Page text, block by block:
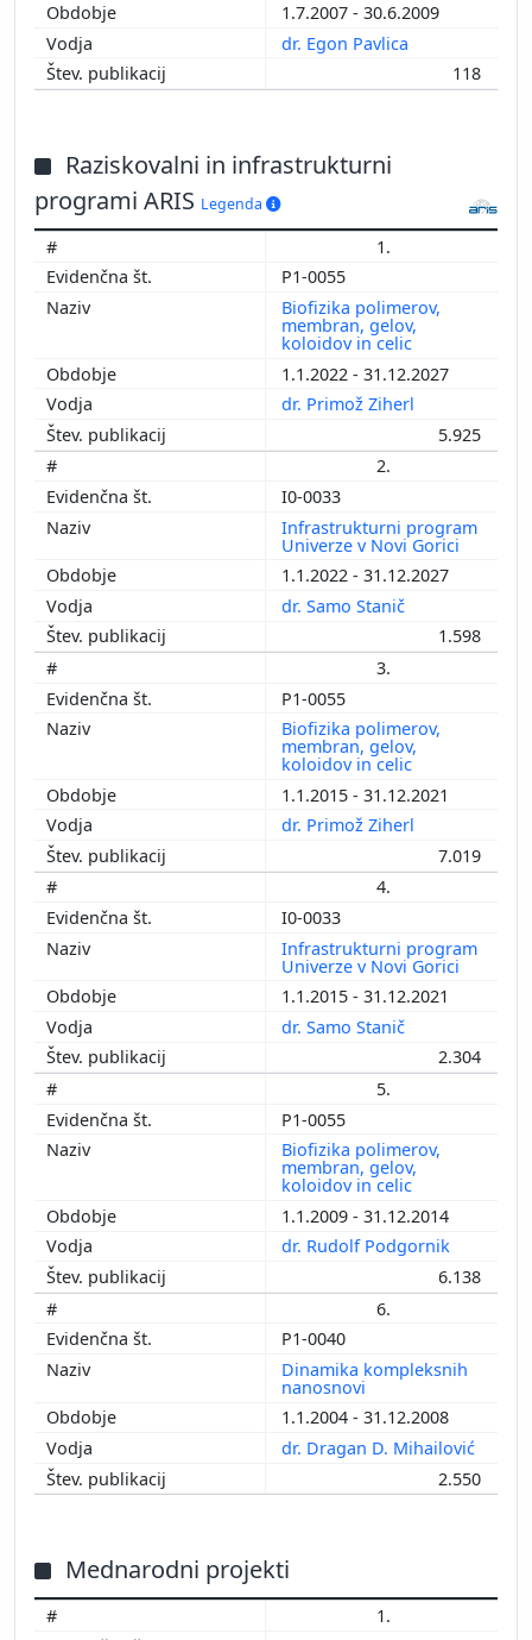
1.7.2007 - 30.6.2009
dr. Egon Pavlica
118
Raziskovalni in infrastrukturni
programi ARIS Legenda
1.
P1-0055
Biofizika polimerov,
membran, gelov,
koloidov in celic
1.1.2022 - 31.12.2027
dr. Primož Ziherl
5.925
2.
I0-0033
Infrastrukturni program
Univerze v Novi Gorici
1.1.2022 - 31.12.2027
dr. Samo Stanič
1.598
3.
P1-0055
Biofizika polimerov,
membran, gelov,
koloidov in celic
1.1.2015 - 31.12.2021
dr. Primož Ziherl
7.019
4.
I0-0033
Infrastrukturni program
Univerze v Novi Gorici
1.1.2015 - 31.12.2021
dr. Samo Stanič
2.304
5.
P1-0055
Biofizika polimerov,
membran, gelov,
koloidov in celic
1.1.2009 - 31.12.2014
dr. Rudolf Podgornik
6.138
6.
P1-0040
Dinamika kompleksnih
nanosnovi
1.1.2004 - 31.12.2008
dr. Dragan D. Mihailović
2.550
Mednarodni projekti
1.